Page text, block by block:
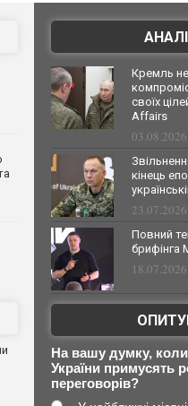
Кремль
своїх
Affairs
кінець
Повний
брифінга
На вашу думку, коли
України примусять
переговорів?